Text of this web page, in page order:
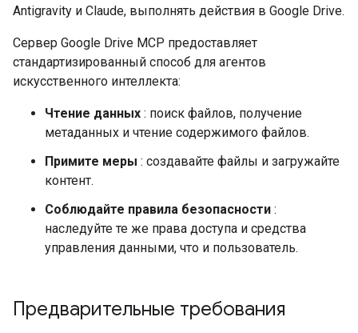
Antigravity и Claude, выполнять действия в Google Drive.
Сервер Google Drive MCP предоставляет
стандартизированный способ для агентов
искусственного интеллекта:
Чтение данных : поиск файлов, получение
метаданных и чтение содержимого файлов.
Примите меры : создавайте файлы и загружайте
контент.
Соблюдайте правила безопасности :
наследуйте те же права доступа и средства
управления данными, что и пользователь.
Предварительные требования